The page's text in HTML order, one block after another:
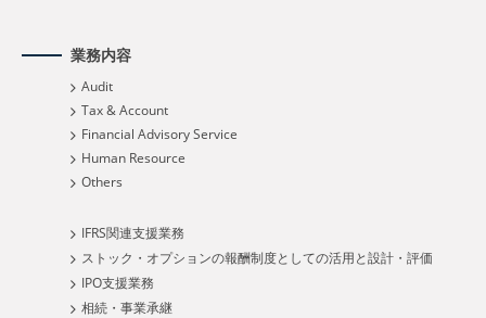
業務内容
Audit
Tax & Account
Financial Advisory Service
Human Resource
Others
IFRS関連支援業務
ストック・オプションの報酬制度としての活用と設計・評価
IPO支援業務
相続・事業承継